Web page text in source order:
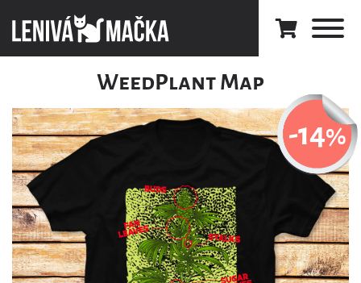
WeedPlant Map
-14%